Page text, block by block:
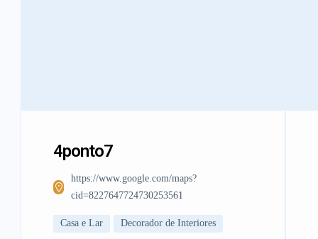
4ponto7
https://www.google.com/maps?
cid=8227647724730253561
Casa e Lar Decorador de Interiores